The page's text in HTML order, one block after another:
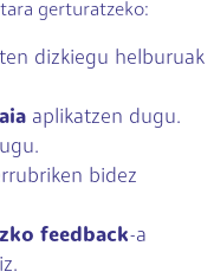
gerturatzeko:
dizkiegu helburuak
aplikatzen dugu.
bidez
feedback-a